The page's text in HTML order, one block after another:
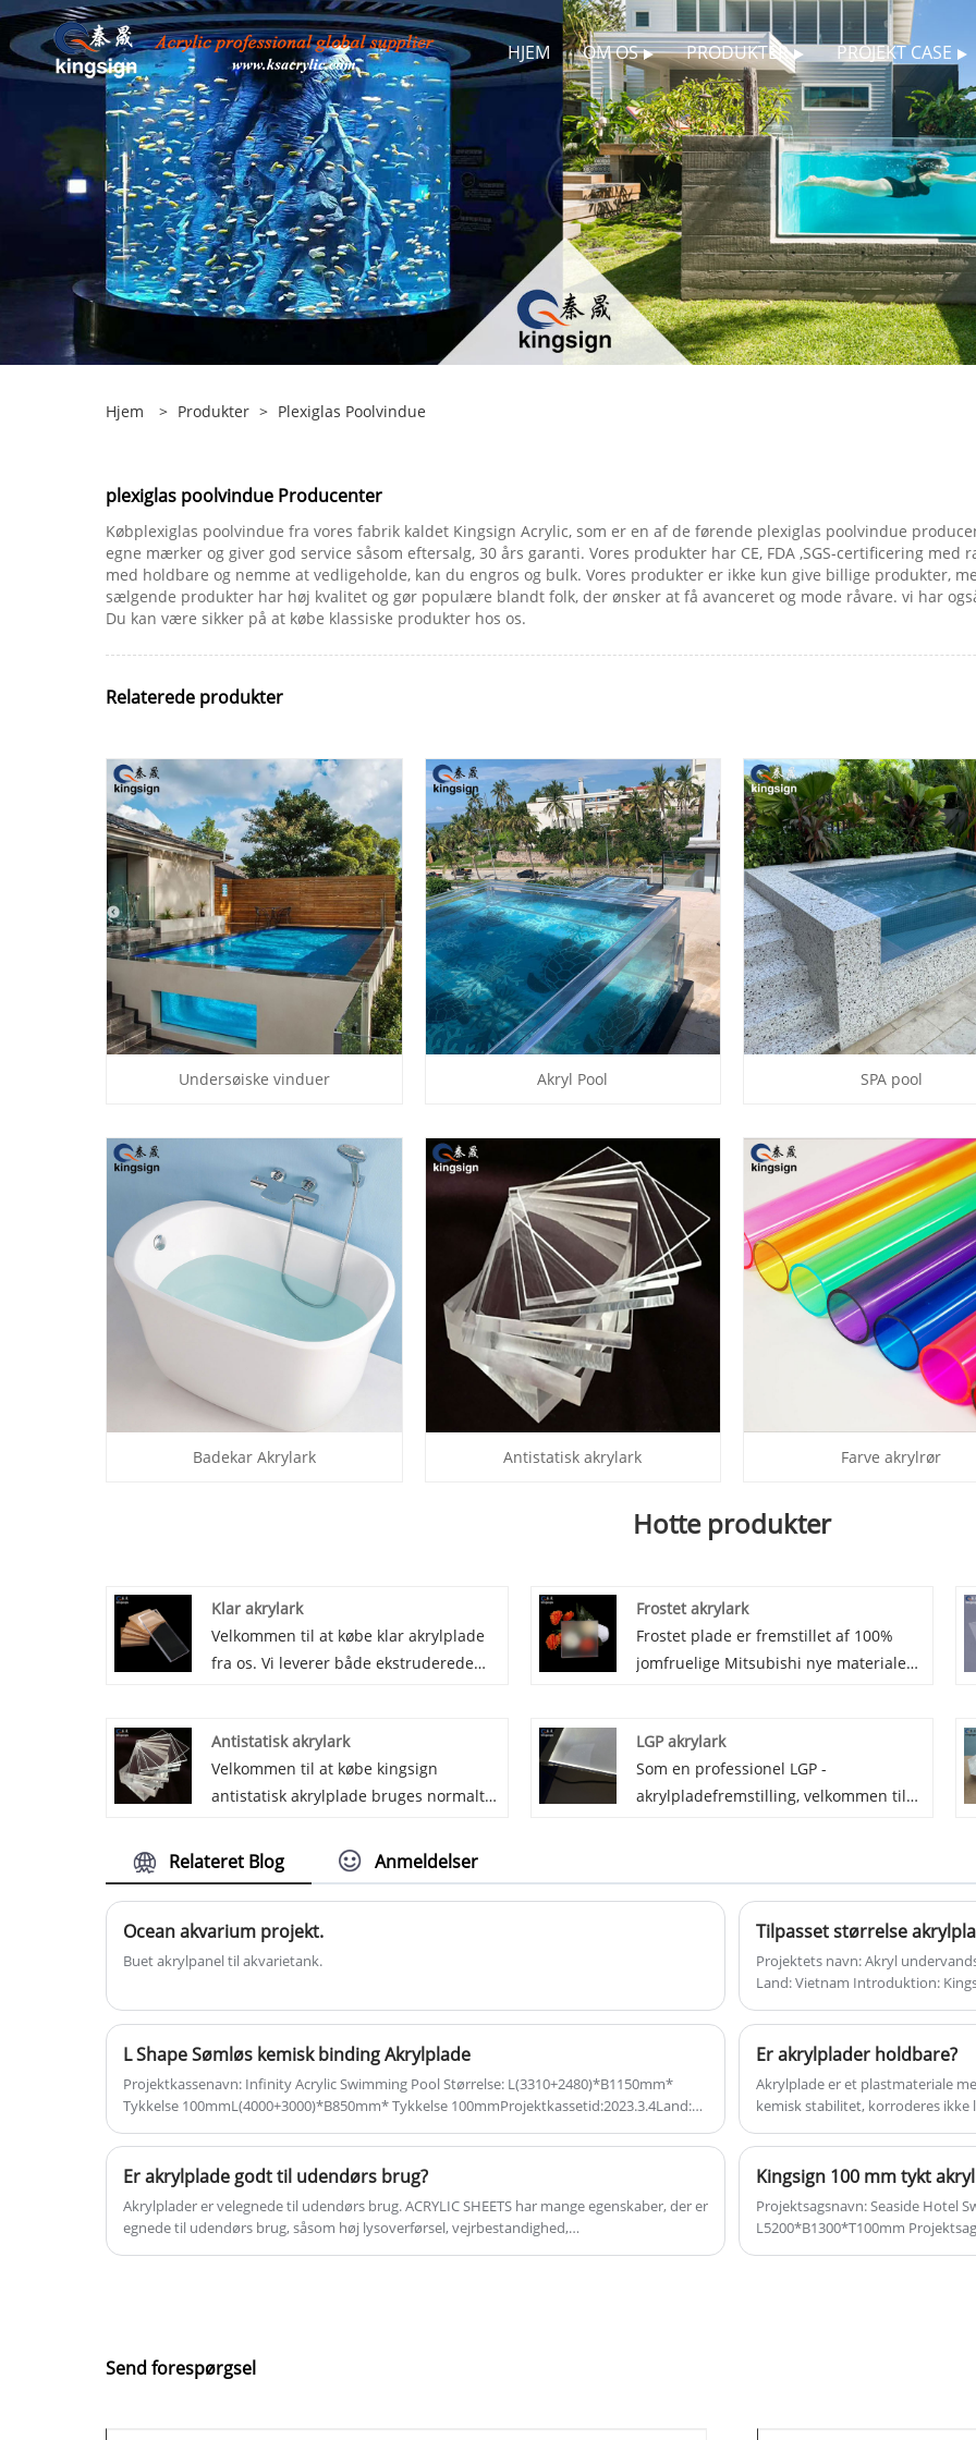
HJEM OM OS PRODUKTER PROJEKT CASE
Hjem > Produkter > Plexiglas Poolvindue
plexiglas poolvindue Producenter
Købplexiglas poolvindue fra vores fabrik kaldet Kingsign Acrylic, som er en af ​​de førende plexiglas poolvindue
egne mærker og giver god service såsom eftersalg, 30 års garanti. Vores produkter har CE, FDA ,SGS-certificering
med holdbare og nemme at vedligeholde, kan du engros og bulk. Vores produkter er ikke kun give billige produkter,
sælgende produkter har høj kvalitet og gør populære blandt folk, der ønsker at få avanceret og mode råvare. vi har
Du kan være sikker på at købe klassiske produkter hos os.
Relaterede produkter
Undersøiske vinduer Akryl Pool SPA pool
Badekar Akrylark Antistatisk akrylark Farve akrylrør
Hotte produkter
Klar akrylark
Velkommen til at købe klar akrylplade
fra os. Vi leverer både ekstruderede
råvarer, akryl med krystaloverflade, god
skæring og termoformende ydeevne,
som er meget udbredt til reklame og
Frostet akrylark
Frostet plade er fremstillet af 100%
jomfruelige Mitsubishi nye materialer
frostede akrylplade og dobbeltsider
frostet akrylplade. Frostet akrylplade
bruges hovedsageligt til display,
Antistatisk akrylark
Velkommen til at købe kingsign
antistatisk akrylplade bruges normalt
og halvledere. Antistatisk akrylplade
har 106-108â „¦ overflademodstand, og
lang tid antistatisk, brandhæmmende
og god lysoverførsel.
LGP akrylark
Som en professionel LGP -
akrylpladefremstilling, velkommen til
råvarer. LGP -modellen har nano LGP
og laserprikker LGP, giver kunderne
flere bredbåndsbelysningsløsninger.
Relateret Blog Anmeldelser
Ocean akvarium projekt.
Buet akrylpanel til akvarietank.
Tilpasset størrelse
Projektets navn: Akryl
Land: Vietnam Introduktion:
L Shape Sømløs kemisk binding Akrylplade
Projektkassenavn: Infinity Acrylic Swimming Pool Størrelse: L(3310+2480)*B1150mm*
Tykkelse 100mmL(4000+3000)*B850mm* Tykkelse 100mmProjektkassetid:2023.3.4Land:
Er akrylplader holdbare?
Akrylplade er et plastmateriale
kemisk stabilitet, korroderes ikke
af gennemsigtighed og gode
møbler, belysning og andre
dårlig slidstyrke, lette at ridse
Er akrylplade godt til udendørs brug?
Akrylplader er velegnede til udendørs brug. ‌ACRYLIC SHEETS har mange egenskaber, der er
egnede til udendørs brug, såsom høj lysoverførsel, vejrbestandighed,
Kingsign 100 mm tykt
Projektsagsnavn: Seaside Hotel
L5200*B1300*T100mm Projektsagstid:2025/8/22 Land: Mexico Introduktion: 100 mm
Send forespørgsel